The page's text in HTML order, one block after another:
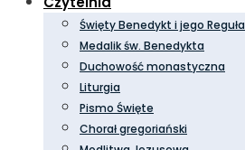
Święty Benedykt i jego Reguła
Medalik św. Benedykta
Duchowość monastyczna
Liturgia
Pismo Święte
Chorał gregoriański